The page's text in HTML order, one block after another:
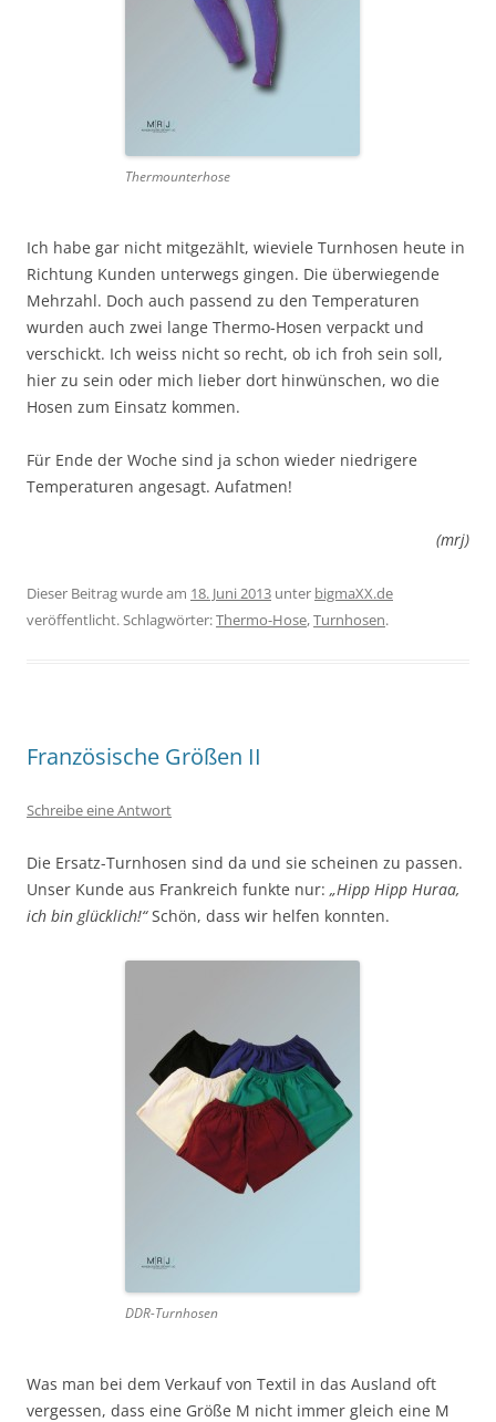
Thermounterhose
Ich habe gar nicht mitgezählt, wieviele Turnhosen heute in
Richtung Kunden unterwegs gingen. Die überwiegende
Mehrzahl. Doch auch passend zu den Temperaturen
wurden auch zwei lange Thermo-Hosen verpackt und
verschickt. Ich weiss nicht so recht, ob ich froh sein soll,
hier zu sein oder mich lieber dort hinwünschen, wo die
Hosen zum Einsatz kommen.
Für Ende der Woche sind ja schon wieder niedrigere
Temperaturen angesagt. Aufatmen!
(mrj)
Dieser Beitrag wurde am 18. Juni 2013 unter bigmaXX.de
veröffentlicht. Schlagwörter:Thermo-Hose,Turnhosen.
Französische Größen II
Schreibe eine Antwort
Die Ersatz-Turnhosen sind da und sie scheinen zu passen.
Unser Kunde aus Frankreich funkte nur: „Hipp Hipp Huraa,
ich bin glücklich!“Schön, dass wir helfen konnten.
DDR-Turnhosen
Was man bei dem Verkauf von Textil in das Ausland oft
vergessen, dass eine Größe M nicht immer gleich eine M